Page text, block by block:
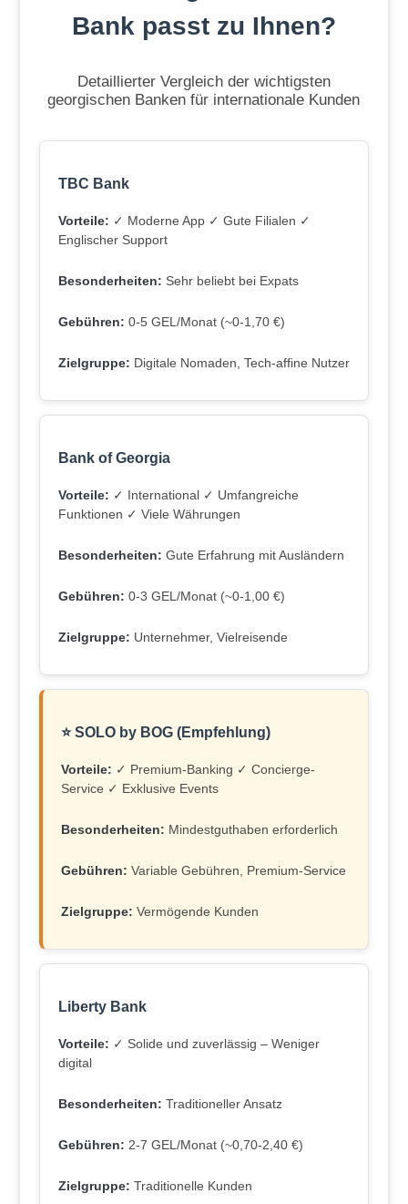
Bank passt zu Ihnen?
Detaillierter Vergleich der wichtigsten
georgischen Banken für internationale Kunden
TBC Bank
Vorteile: ✓ Moderne App ✓ Gute Filialen ✓
Englischer Support
Besonderheiten: Sehr beliebt bei Expats
Gebühren: 0-5 GEL/Monat (~0-1,70 €)
Zielgruppe: Digitale Nomaden, Tech-affine Nutzer
Bank of Georgia
Vorteile: ✓ International ✓ Umfangreiche
Funktionen ✓ Viele Währungen
Besonderheiten: Gute Erfahrung mit Ausländern
Gebühren: 0-3 GEL/Monat (~0-1,00 €)
Zielgruppe: Unternehmer, Vielreisende
⭐ SOLO by BOG (Empfehlung)
Vorteile: ✓ Premium-Banking ✓ Concierge-
Service ✓ Exklusive Events
Besonderheiten: Mindestguthaben erforderlich
Gebühren: Variable Gebühren, Premium-Service
Zielgruppe: Vermögende Kunden
Liberty Bank
Vorteile: ✓ Solide und zuverlässig – Weniger
digital
Besonderheiten: Traditioneller Ansatz
Gebühren: 2-7 GEL/Monat (~0,70-2,40 €)
Zielgruppe: Traditionelle Kunden